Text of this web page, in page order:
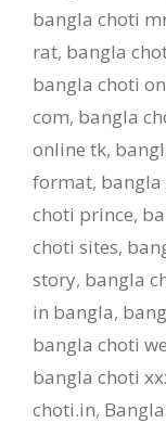
bangla choti
rat, bangla
bangla choti
com, bangla
online tk,
format,
choti prince,
choti sites,
story, bangla
in bangla,
bangla choti
bangla choti
choti.in,